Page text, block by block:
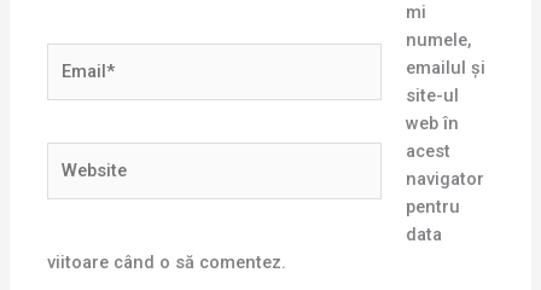
mi
numele,
emailul și
site-ul
web în
acest
navigator
pentru
data
viitoare când o să comentez.